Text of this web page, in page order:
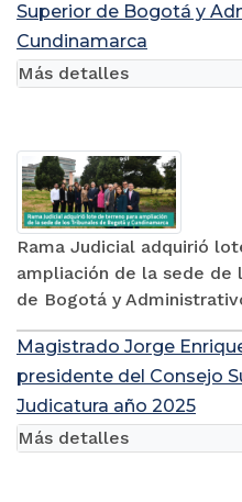
Superior de Bogotá y
Cundinamarca
Rama Judicial adquirió
ampliación de la sede de
de Bogotá y
Más detalles
Magistrado Jorge
presidente del Consejo
Judicatura año 2025
Más detalles